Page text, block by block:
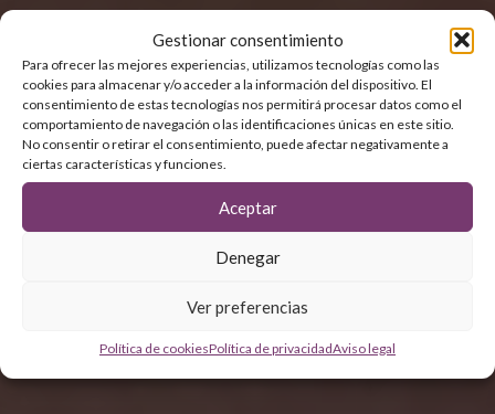
Gestionar consentimiento
Para ofrecer las mejores experiencias, utilizamos tecnologías como las
cookies para almacenar y/o acceder a la información del dispositivo. El
consentimiento de estas tecnologías nos permitirá procesar datos como el
comportamiento de navegación o las identificaciones únicas en este sitio.
No consentir o retirar el consentimiento, puede afectar negativamente a
ciertas características y funciones.
Aceptar
Denegar
Ver preferencias
Política de cookiesPolítica de privacidadAviso legal